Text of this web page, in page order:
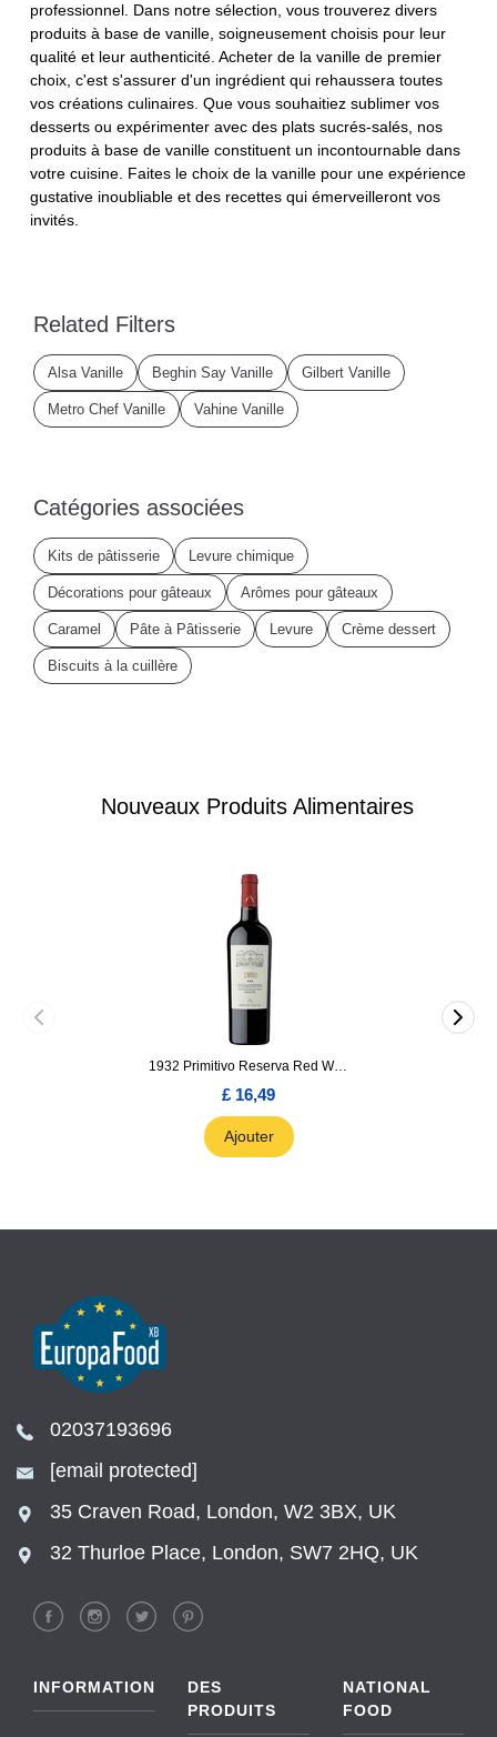
Nouveaux Produits Alimentaires
1932 Primitivo Reserva Red Wine 75cl
£ 16,49
Ajouter
professionnel. Dans notre sélection, vous trouverez divers
produits à base de vanille, soigneusement choisis pour leur
qualité et leur authenticité. Acheter de la vanille de premier
choix, c'est s'assurer d'un ingrédient qui rehaussera toutes
vos créations culinaires. Que vous souhaitiez sublimer vos
desserts ou expérimenter avec des plats sucrés-salés, nos
produits à base de vanille constituent un incontournable dans
votre cuisine. Faites le choix de la vanille pour une expérience
gustative inoubliable et des recettes qui émerveilleront vos
invités.
Related Filters
Alsa Vanille Beghin Say Vanille Gilbert Vanille
Metro Chef Vanille Vahine Vanille
Catégories associées
Kits de pâtisserie Levure chimique
Décorations pour gâteaux Arômes pour gâteaux
Caramel Pâte à Pâtisserie Levure Crème dessert
Biscuits à la cuillère
02037193696
[email protected]
35 Craven Road, London, W2 3BX, UK
32 Thurloe Place, London, SW7 2HQ, UK
INFORMATION
DES
PRODUITS
NATIONAL
FOOD